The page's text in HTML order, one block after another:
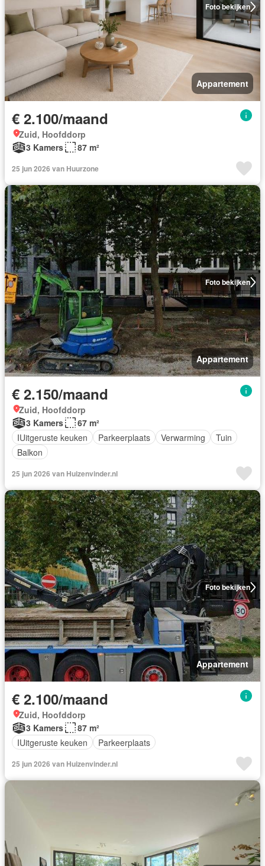
Foto bekijken
Appartement
€ 2.100/maand
Zuid, Hoofddorp
3 Kamers
87 m²
25 jun 2026 van Huurzone
Foto bekijken
Appartement
€ 2.150/maand
Zuid, Hoofddorp
3 Kamers
67 m²
IUitgeruste keuken
Parkeerplaats Verwarming
Tuin
Balkon
25 jun 2026 van Huizenvinder.nl
Foto bekijken
Appartement
€ 2.100/maand
Zuid, Hoofddorp
3 Kamers
87 m²
IUitgeruste keuken
Parkeerplaats
25 jun 2026 van Huizenvinder.nl